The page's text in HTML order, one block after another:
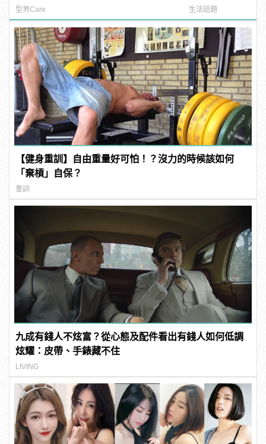
型男Care 生活話題
【健身重訓】自由重量好可怕！？沒力的時候該如何
「棄槓」自保？
重訓
九成有錢人不炫富？從心態及配件看出有錢人如何低調
炫耀：皮帶、手錶藏不住
LIVING